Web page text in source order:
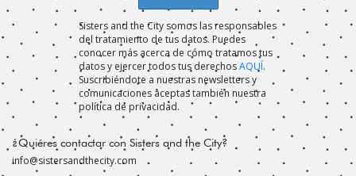
Sisters and the City somos las responsables
del tratamiento de tus datos. Puedes
conocer más acerca de cómo tratamos tus
datos y ejercer todos tus derechosAQUÍ.
Suscribiéndote a nuestras newsletters y
comunicaciones aceptas también nuestra
política de privacidad.
¿Quiéres contactar con Sisters and the City?
info@sistersandthecity.com